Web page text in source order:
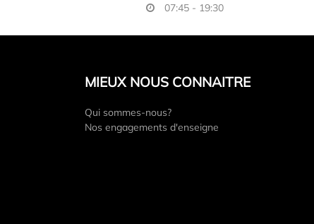
07:45 - 19:30
En savoir plus
MAXIMARCHÉ BOUCLANS
8, Rue Jean Lallemand
MIEUX NOUS CONNAITRE
Qui sommes-nous?
Nos engagements d'enseigne